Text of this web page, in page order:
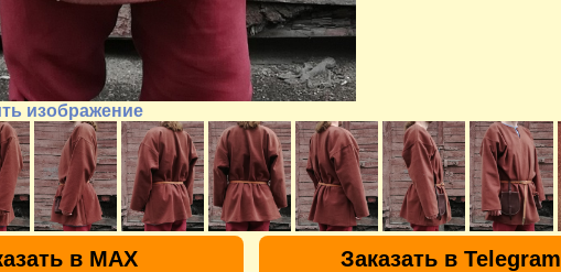
изображение
в MAX Заказать в Telegram